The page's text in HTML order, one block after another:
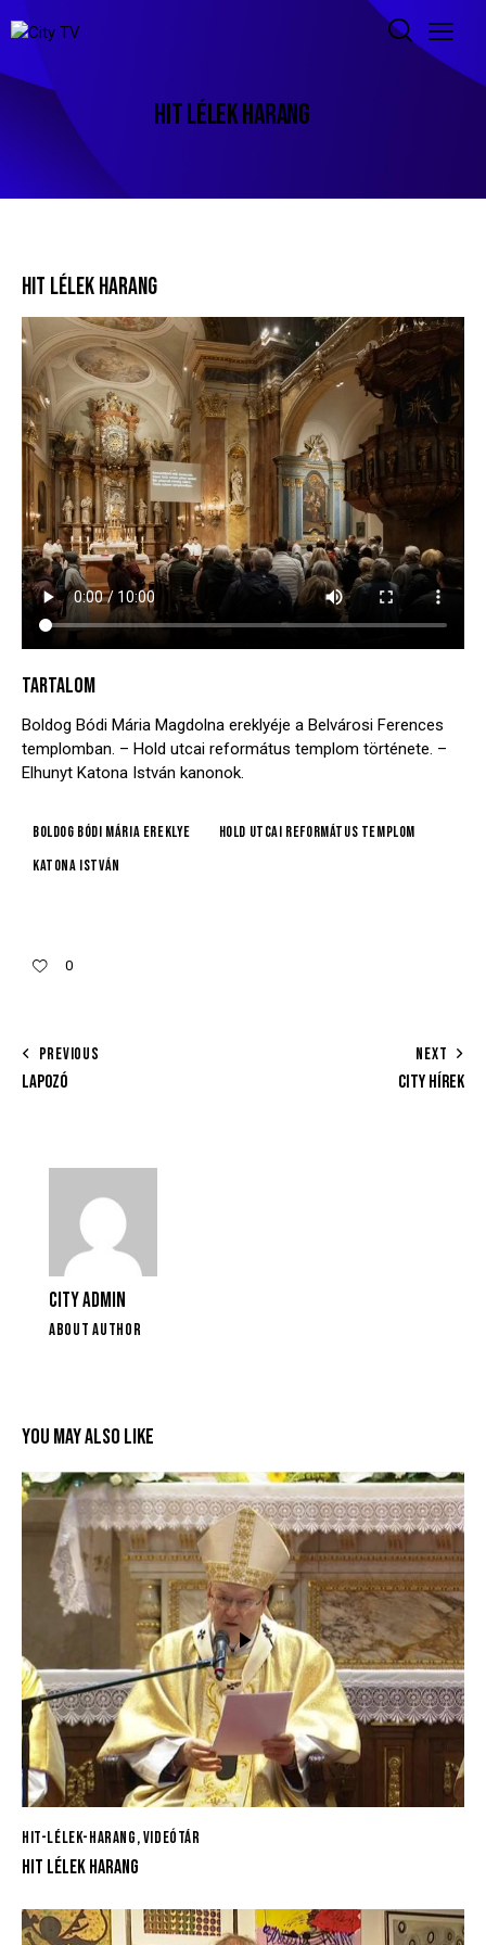
HIT LÉLEK HARANG
HIT LÉLEK HARANG
TARTALOM
Boldog Bódi Mária Magdolna ereklyéje a Belvárosi Ferences
templomban. – Hold utcai református templom története. –
Elhunyt Katona István kanonok.
Boldog Bódi Mária ereklye
Hold utcai Református Templom
Katona István
0
PREVIOUS
LAPOZÓ
NEXT
CITY HÍREK
CITY ADMIN
ABOUT AUTHOR
YOU MAY ALSO LIKE
HIT-LÉLEK-HARANG,VIDEÓTÁR
HIT LÉLEK HARANG